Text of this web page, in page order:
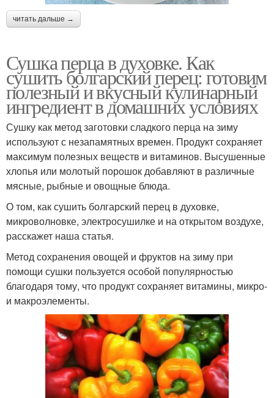
читать дальше →
Сушка перца в духовке. Как
сушить болгарский перец: готовим
полезный и вкусный кулинарный
ингредиент в домашних условиях
Сушку как метод заготовки сладкого перца на зиму
используют с незапамятных времен. Продукт сохраняет
максимум полезных веществ и витаминов. Высушенные
хлопья или молотый порошок добавляют в различные
мясные, рыбные и овощные блюда.
О том, как сушить болгарский перец в духовке,
микроволновке, электросушилке и на открытом воздухе,
расскажет наша статья.
Метод сохранения овощей и фруктов на зиму при
помощи сушки пользуется особой популярностью
благодаря тому, что продукт сохраняет витамины, микро-
и макроэлементы.